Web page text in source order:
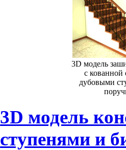
3D модель
с кованной
дубовыми
3D модель
ступенями и